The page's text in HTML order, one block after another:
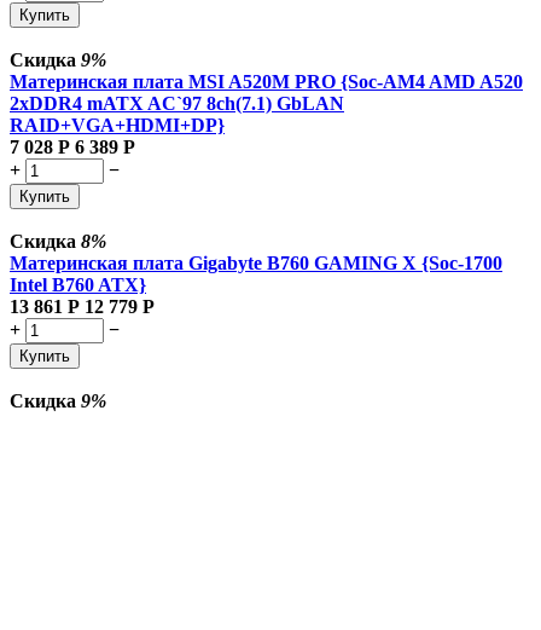
Купить
Скидка 9%
Материнская плата MSI A520M PRO {Soc-AM4 AMD A520
2xDDR4 mATX AC`97 8ch(7.1) GbLAN
RAID+VGA+HDMI+DP}
7 028 Р 6 389 Р
+
−
Купить
Скидка 8%
Материнская плата Gigabyte B760 GAMING X {Soc-1700
Intel B760 ATX}
13 861 Р 12 779 Р
+
−
Купить
Скидка 9%